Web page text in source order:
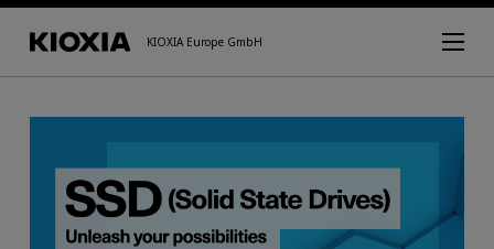
KIOXIA Europe GmbH